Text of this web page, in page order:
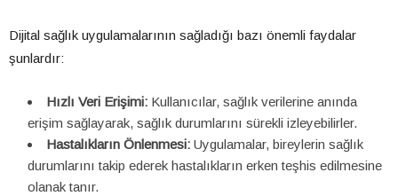
Dijital sağlık uygulamalarının sağladığı bazı önemli faydalar
şunlardır:
Hızlı Veri Erişimi: Kullanıcılar, sağlık verilerine anında
erişim sağlayarak, sağlık durumlarını sürekli izleyebilirler.
Hastalıkların Önlenmesi: Uygulamalar, bireylerin sağlık
durumlarını takip ederek hastalıkların erken teşhis edilmesine
olanak tanır.